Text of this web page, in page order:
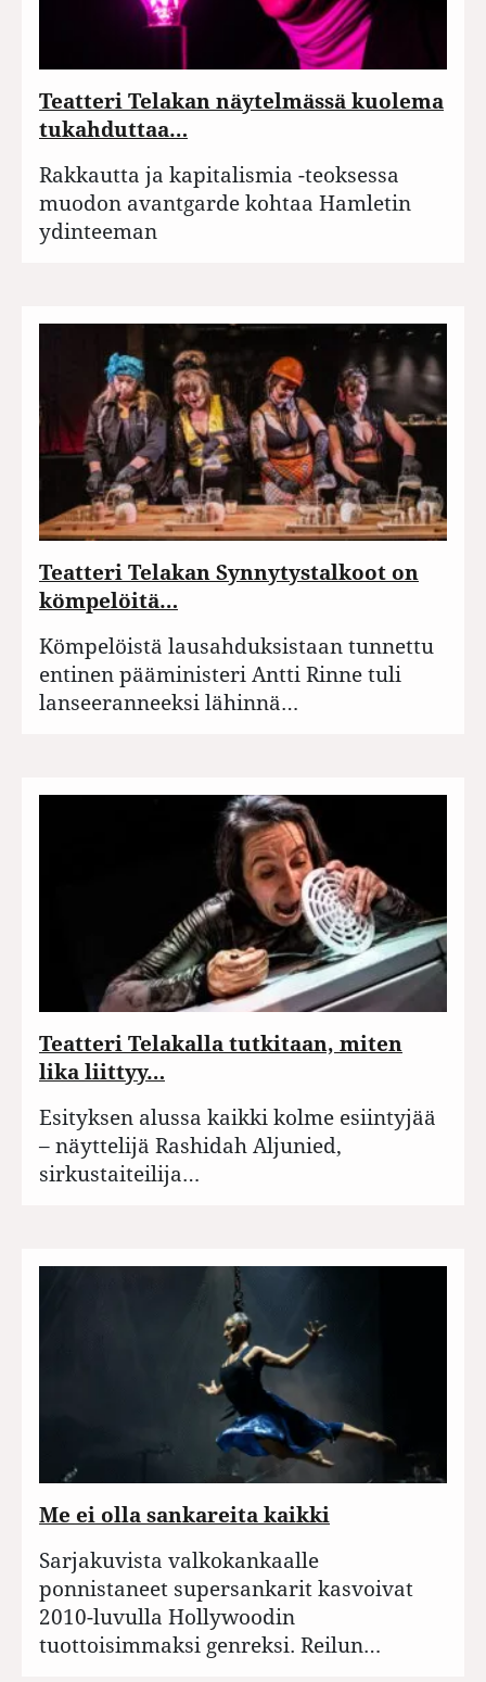
Teatteri Telakan näytelmässä kuolema
tukahduttaa…
Rakkautta ja kapitalismia -teoksessa
muodon avantgarde kohtaa Hamletin
ydinteeman
Teatteri Telakan Synnytystalkoot on
kömpelöitä…
Kömpelöistä lausahduksistaan tunnettu
entinen pääministeri Antti Rinne tuli
lanseeranneeksi lähinnä…
Teatteri Telakalla tutkitaan, miten
lika liittyy…
Esityksen alussa kaikki kolme esiintyjää
– näyttelijä Rashidah Aljunied,
sirkustaiteilija…
Me ei olla sankareita kaikki
Sarjakuvista valkokankaalle
ponnistaneet supersankarit kasvoivat
2010-luvulla Hollywoodin
tuottoisimmaksi genreksi. Reilun…